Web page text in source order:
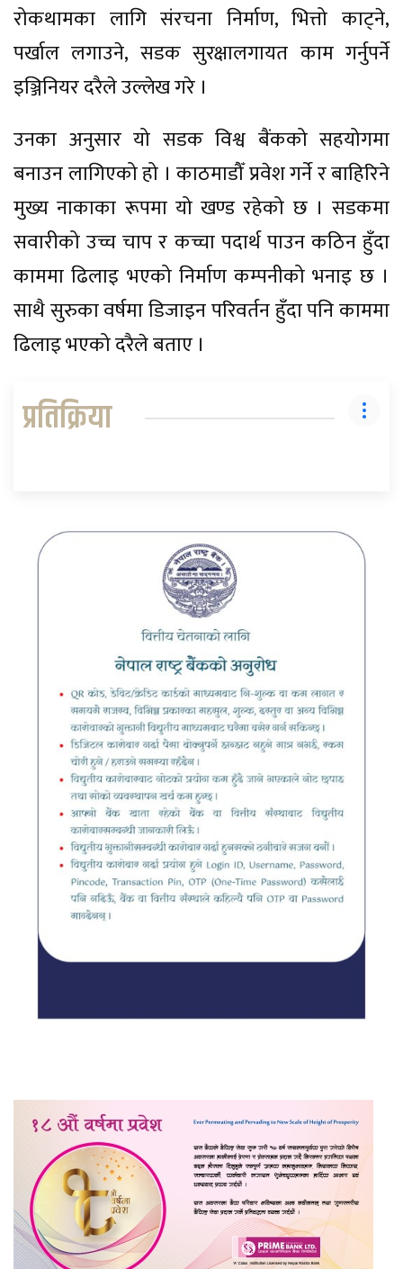
रोकथामका लागि संरचना निर्माण, भित्तो काट्ने,
पर्खाल लगाउने, सडक सुरक्षालगायत काम गर्नुपर्ने
इञ्जिनियर दरैले उल्लेख गरे ।
उनका अनुसार यो सडक विश्व बैंकको सहयोगमा
बनाउन लागिएको हो । काठमाडौँ प्रवेश गर्ने र बाहिरिने
मुख्य नाकाका रूपमा यो खण्ड रहेको छ । सडकमा
सवारीको उच्च चाप र कच्चा पदार्थ पाउन कठिन हुँदा
काममा ढिलाइ भएको निर्माण कम्पनीको भनाइ छ ।
साथै सुरुका वर्षमा डिजाइन परिवर्तन हुँदा पनि काममा
ढिलाइ भएको दरैले बताए ।
प्रतिक्रिया